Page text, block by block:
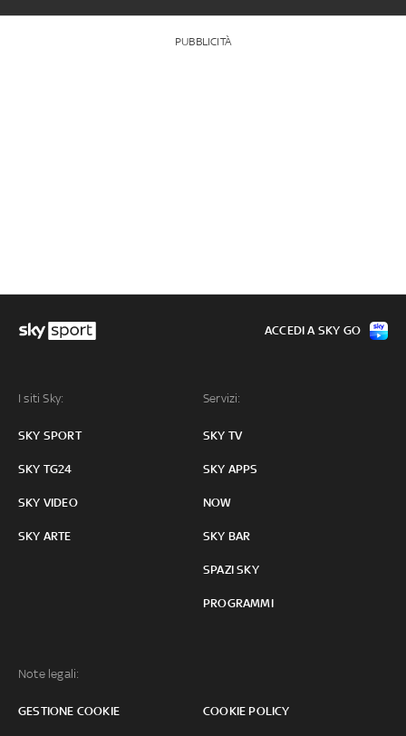
PUBBLICITÀ
I siti Sky:
SKY SPORT
SKY TG24
SKY VIDEO
SKY ARTE
Servizi:
SKY TV
SKY APPS
NOW
SKY BAR
SPAZI SKY
PROGRAMMI
Note legali:
GESTIONE COOKIE COOKIE POLICY
ACCEDI A SKY GO